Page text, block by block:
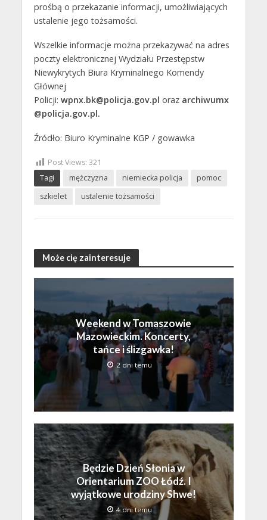
prośbą o przekazanie informacji, umożliwiających
ustalenie jego tożsamości.
Wszelkie informacje można przekazywać na adres
poczty elektronicznej Wydziału Przestępstw
Niewykrytych Biura Kryminalnego Komendy
Głównej
Policji: wpnx.bk@policja.gov.pl oraz archiwumx
@policja.gov.pl.
Źródło: Biuro Kryminalne KGP / gowawka
Post Views: 321
Tagi
mężczyzna niemiecka policja
pomoc
szkielet
ustalenie tożsamości
Może cię zainteresuje
Weekend w Tomaszowie
Mazowieckim. Koncerty,
tańce i ślizgawka!
2 dni temu
Będzie Dzień Słonia w
Orientarium ZOO Łódź. I
wyjątkowe urodziny Shwe!
4 dni temu